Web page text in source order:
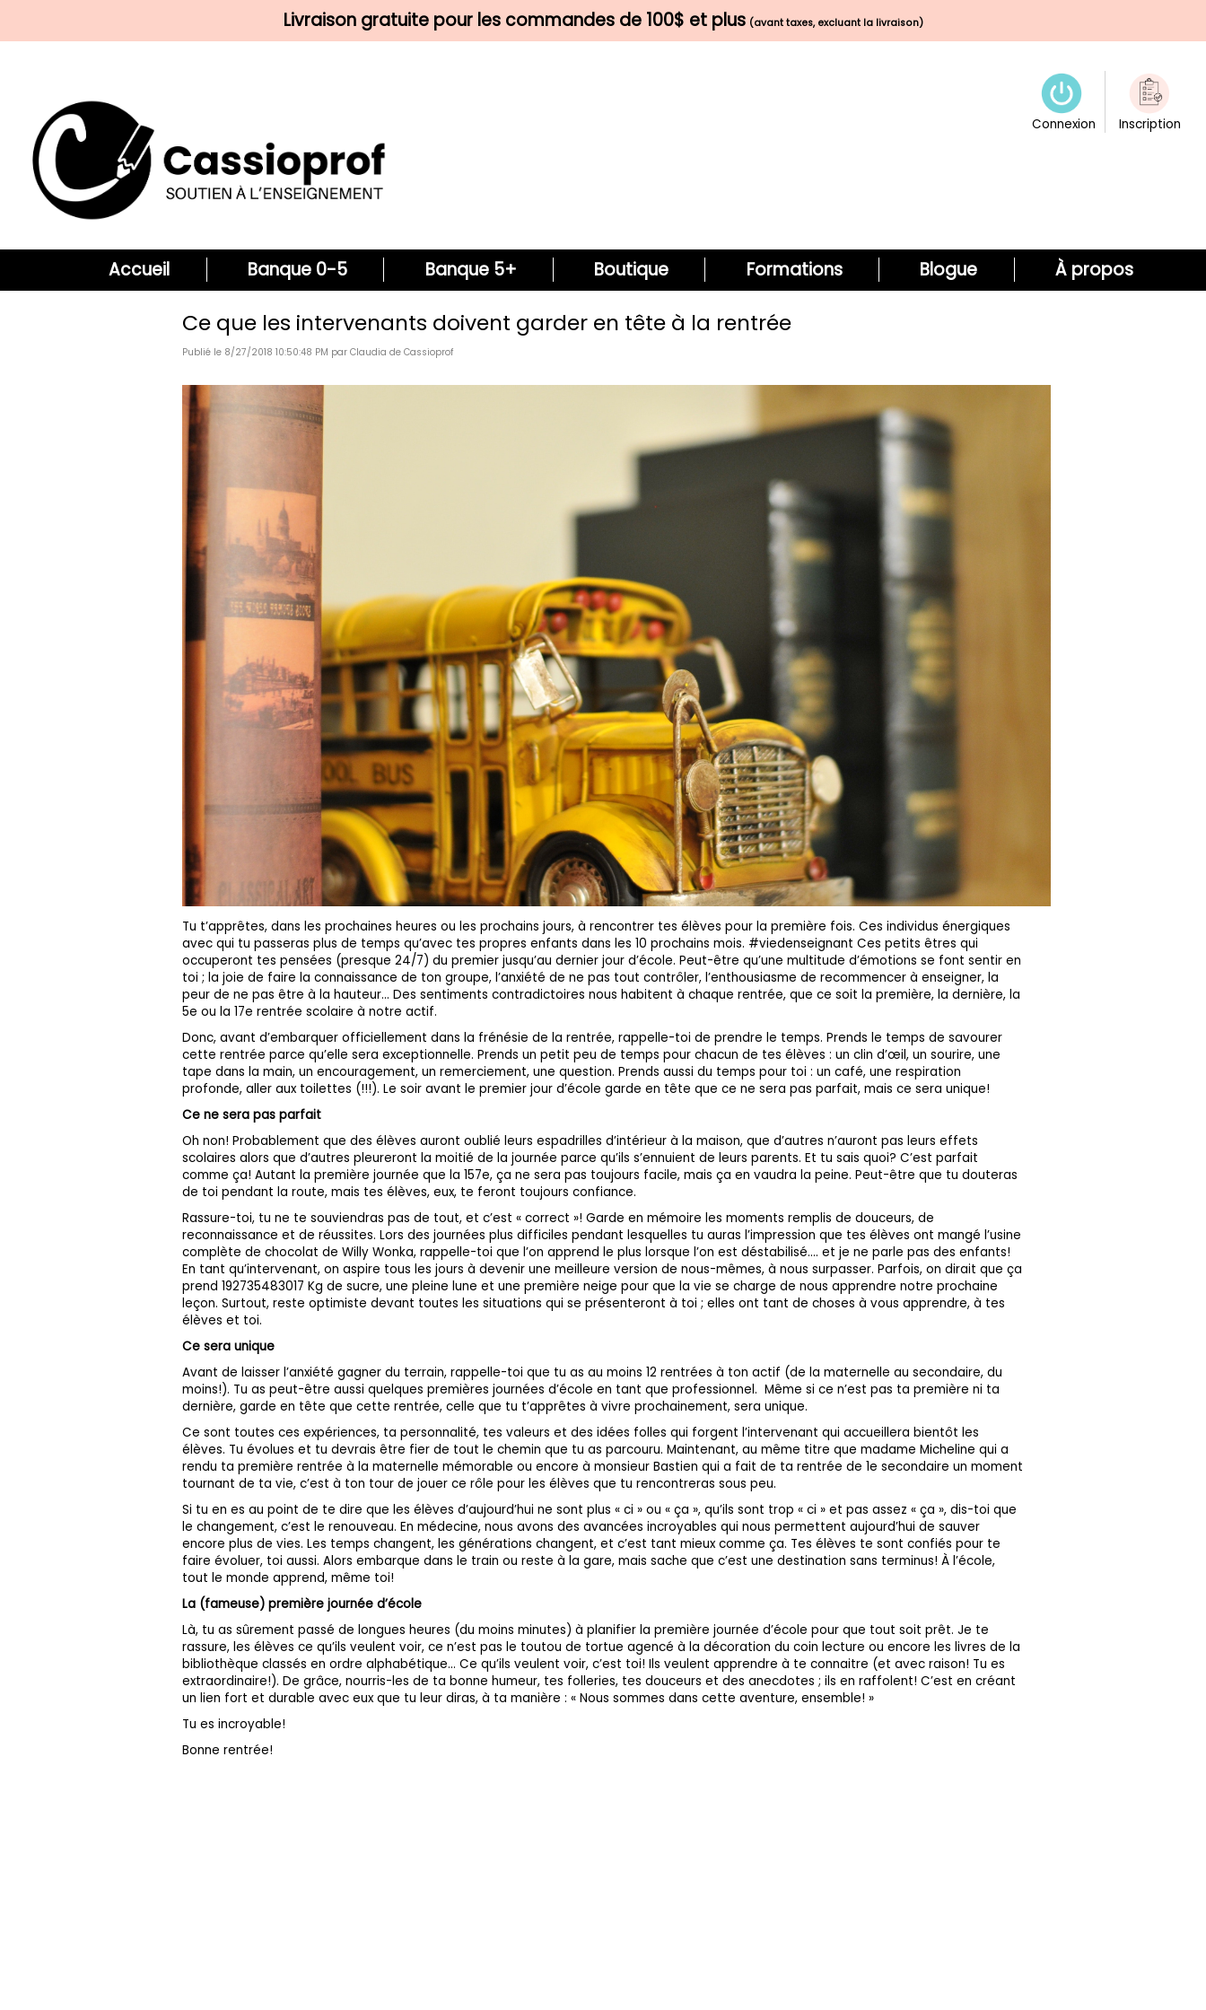
Livraison gratuite pour les commandes de 100$ et plus (avant taxes, excluant la livraison)
Connexion Inscription
Accueil Banque 0-5 Banque 5+ Boutique Formations Blogue À propos
Ce que les intervenants doivent garder en tête à la rentrée
Publié le 8/27/2018 10:50:48 PM par Claudia de Cassioprof
Tu t’apprêtes, dans les prochaines heures ou les prochains jours, à rencontrer tes élèves pour la première fois. Ces individus énergiques
avec qui tu passeras plus de temps qu’avec tes propres enfants dans les 10 prochains mois. #viedenseignant Ces petits êtres qui
occuperont tes pensées (presque 24/7) du premier jusqu’au dernier jour d’école. Peut-être qu’une multitude d’émotions se font sentir en
toi ; la joie de faire la connaissance de ton groupe, l’anxiété de ne pas tout contrôler, l’enthousiasme de recommencer à enseigner, la
peur de ne pas être à la hauteur… Des sentiments contradictoires nous habitent à chaque rentrée, que ce soit la première, la dernière, la
5e ou la 17e rentrée scolaire à notre actif.
Donc, avant d’embarquer officiellement dans la frénésie de la rentrée, rappelle-toi de prendre le temps. Prends le temps de savourer
cette rentrée parce qu’elle sera exceptionnelle. Prends un petit peu de temps pour chacun de tes élèves : un clin d’œil, un sourire, une
tape dans la main, un encouragement, un remerciement, une question. Prends aussi du temps pour toi : un café, une respiration
profonde, aller aux toilettes (!!!). Le soir avant le premier jour d’école garde en tête que ce ne sera pas parfait, mais ce sera unique!
Ce ne sera pas parfait
Oh non! Probablement que des élèves auront oublié leurs espadrilles d’intérieur à la maison, que d’autres n’auront pas leurs effets
scolaires alors que d’autres pleureront la moitié de la journée parce qu’ils s’ennuient de leurs parents. Et tu sais quoi? C’est parfait
comme ça! Autant la première journée que la 157e, ça ne sera pas toujours facile, mais ça en vaudra la peine. Peut-être que tu douteras
de toi pendant la route, mais tes élèves, eux, te feront toujours confiance.
Rassure-toi, tu ne te souviendras pas de tout, et c’est « correct »! Garde en mémoire les moments remplis de douceurs, de
reconnaissance et de réussites. Lors des journées plus difficiles pendant lesquelles tu auras l’impression que tes élèves ont mangé l’usine
complète de chocolat de Willy Wonka, rappelle-toi que l’on apprend le plus lorsque l’on est déstabilisé…. et je ne parle pas des enfants!
En tant qu’intervenant, on aspire tous les jours à devenir une meilleure version de nous-mêmes, à nous surpasser. Parfois, on dirait que ça
prend 192735483017 Kg de sucre, une pleine lune et une première neige pour que la vie se charge de nous apprendre notre prochaine
leçon. Surtout, reste optimiste devant toutes les situations qui se présenteront à toi ; elles ont tant de choses à vous apprendre, à tes
élèves et toi.
Ce sera unique
Avant de laisser l’anxiété gagner du terrain, rappelle-toi que tu as au moins 12 rentrées à ton actif (de la maternelle au secondaire, du
moins!). Tu as peut-être aussi quelques premières journées d’école en tant que professionnel. Même si ce n’est pas ta première ni ta
dernière, garde en tête que cette rentrée, celle que tu t’apprêtes à vivre prochainement, sera unique.
Ce sont toutes ces expériences, ta personnalité, tes valeurs et des idées folles qui forgent l’intervenant qui accueillera bientôt les
élèves. Tu évolues et tu devrais être fier de tout le chemin que tu as parcouru. Maintenant, au même titre que madame Micheline qui a
rendu ta première rentrée à la maternelle mémorable ou encore à monsieur Bastien qui a fait de ta rentrée de 1e secondaire un moment
tournant de ta vie, c’est à ton tour de jouer ce rôle pour les élèves que tu rencontreras sous peu.
Si tu en es au point de te dire que les élèves d’aujourd’hui ne sont plus « ci » ou « ça », qu’ils sont trop « ci » et pas assez « ça », dis-toi que
le changement, c’est le renouveau. En médecine, nous avons des avancées incroyables qui nous permettent aujourd’hui de sauver
encore plus de vies. Les temps changent, les générations changent, et c’est tant mieux comme ça. Tes élèves te sont confiés pour te
faire évoluer, toi aussi. Alors embarque dans le train ou reste à la gare, mais sache que c’est une destination sans terminus! À l’école,
tout le monde apprend, même toi!
La (fameuse) première journée d’école
Là, tu as sûrement passé de longues heures (du moins minutes) à planifier la première journée d’école pour que tout soit prêt. Je te
rassure, les élèves ce qu’ils veulent voir, ce n’est pas le toutou de tortue agencé à la décoration du coin lecture ou encore les livres de la
bibliothèque classés en ordre alphabétique… Ce qu’ils veulent voir, c’est toi! Ils veulent apprendre à te connaitre (et avec raison! Tu es
extraordinaire!). De grâce, nourris-les de ta bonne humeur, tes folleries, tes douceurs et des anecdotes ; ils en raffolent! C’est en créant
un lien fort et durable avec eux que tu leur diras, à ta manière : « Nous sommes dans cette aventure, ensemble! »
Tu es incroyable!
Bonne rentrée!